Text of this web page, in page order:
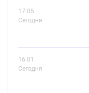
17.05
Сегодня
16.01
Сегодня